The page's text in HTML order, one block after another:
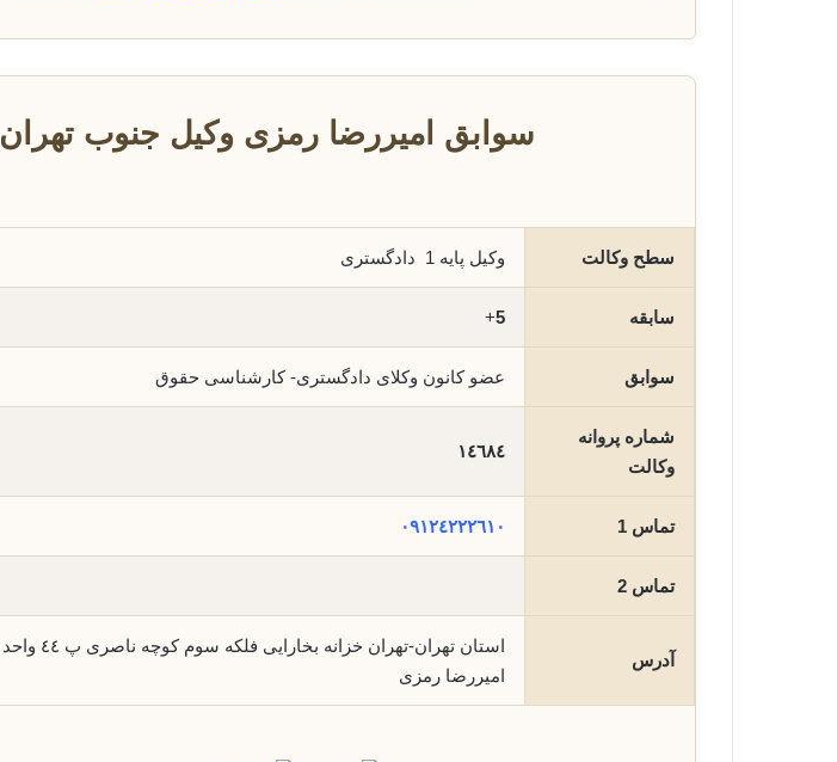
سوابق امیررضا رمزی وکیل جنوب تهران
سطح وکالت وکیل پایه 1 دادگستری
سابقه 5
+
سوابق عضو کانون وکلای دادگستری- کارشناسی حقوق
شماره پروانه
وکالت
١٤٦٨٤
تماس 1 ٠٩١٢٤٢٢٢٦١٠
تماس 2
آدرس
امیررضا رمزی